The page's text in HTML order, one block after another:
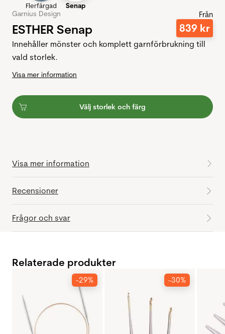
Flerfärgad Senap
Garnius Design
ESTHER Senap
Från
839 kr
Innehåller mönster och komplett garnförbrukning till
vald storlek.
Visa mer information
Välj storlek och färg
Visa mer information
Recensioner
Frågor och svar
Relaterade produkter
-29% -30%